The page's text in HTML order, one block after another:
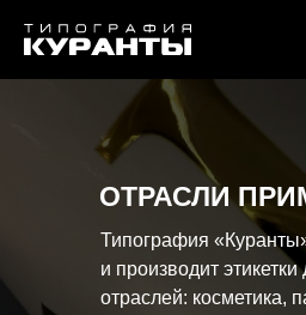
Главная / Отрасли применения
ОТРАСЛИ
Типография
и производит
отраслей: косметика,